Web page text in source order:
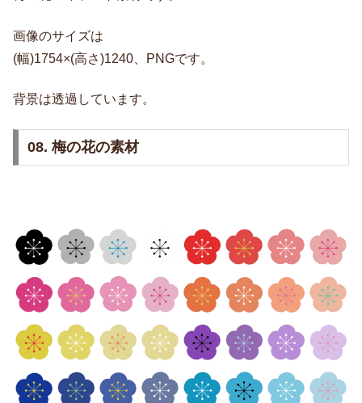
画像のサイズは
(幅)1754×(高さ)1240、PNGです。
背景は透過しています。
08. 梅の花の素材